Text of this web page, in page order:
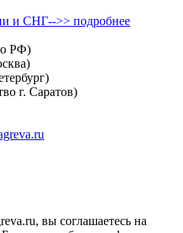
и СНГ-->> подробнее
РФ)
г. Саратов)
вы соглашаетесь на